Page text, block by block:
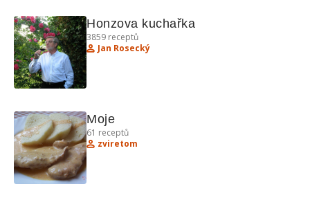
Honzova kuchařka
3859 receptů
Jan Rosecký
Moje
61 receptů
zviretom